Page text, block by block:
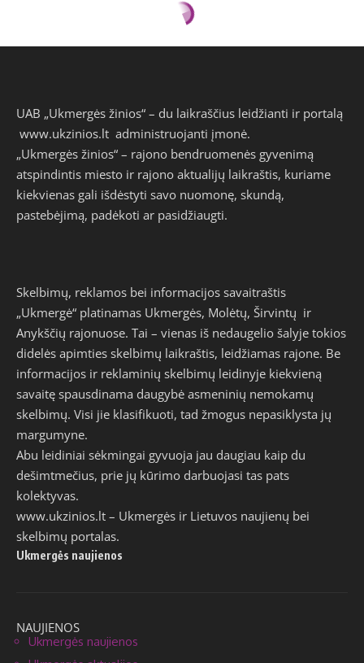
Vykdys prevencines priemones
Autorius Ukmergės žinios Publikuota 2024-12-04
prevencines priemones: